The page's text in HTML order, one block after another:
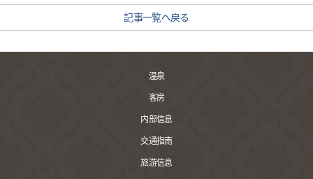
記事一覧へ戻る
温泉
客房
内部信息
交通指南
旅游信息